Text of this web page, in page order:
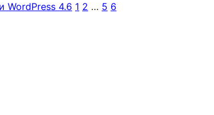
WordPress 4.6 1 2 … 5 6